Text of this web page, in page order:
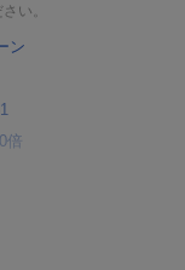
い。
ン
倍